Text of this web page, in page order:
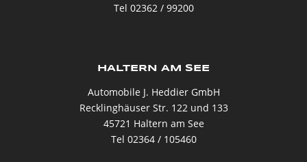
Tel 02362 / 99200
HALTERN AM SEE
Automobile J. Heddier GmbH
Recklinghäuser Str. 122 und 133
45721 Haltern am See
Tel 02364 / 105460